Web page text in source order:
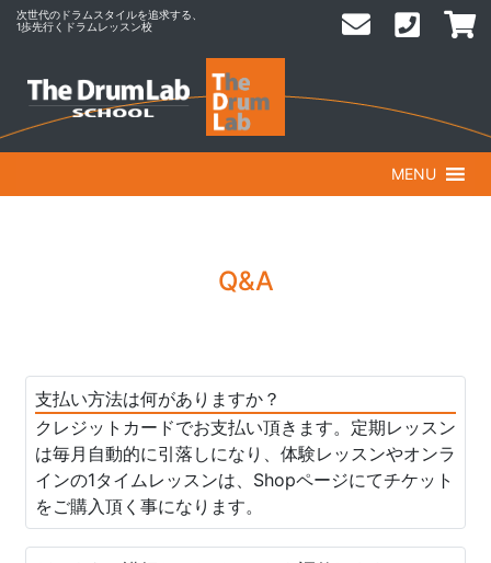
次世代のドラムスタイルを追求する、
1歩先行くドラムレッスン校
MENU
Q&A
支払い方法は何がありますか？
クレジットカードでお支払い頂きます。定期レッスン
は毎月自動的に引落しになり、体験レッスンやオンラ
インの1タイムレッスンは、Shopページにてチケット
をご購入頂く事になります。